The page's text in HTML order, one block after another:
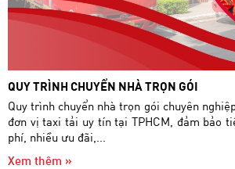
QUY TRÌNH CHUYỂN NHÀ TRỌN GÓI
Quy trình chuyển nhà trọn gói chuyên
đơn vị taxi tải uy tín tại TPHCM, đảm bảo
phí, nhiều ưu đãi,...
Xem thêm »